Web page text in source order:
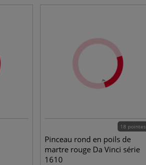
18 pointes
Pinceau rond en poils de
martre rouge Da Vinci série
1610